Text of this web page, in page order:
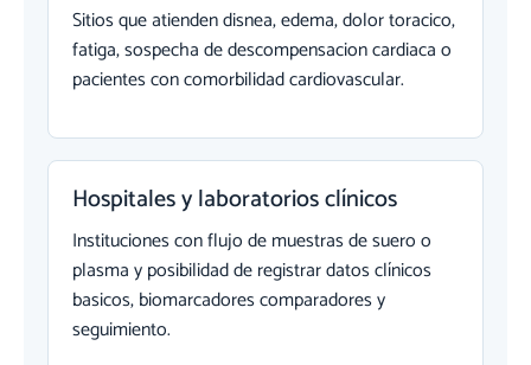
Sitios que atienden disnea, edema, dolor toracico,
fatiga, sospecha de descompensacion cardiaca o
pacientes con comorbilidad cardiovascular.
Hospitales y laboratorios clínicos
Instituciones con flujo de muestras de suero o
plasma y posibilidad de registrar datos clínicos
basicos, biomarcadores comparadores y
seguimiento.